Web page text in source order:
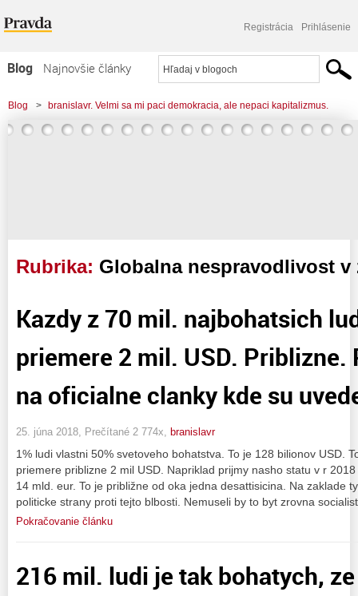
Registrácia Prihlásenie
Blog
Najnovšie články
Najčítanejšie články
Najkomentovanejšie články
Blog > branislavr. Velmi sa mi paci demokracia, ale nepaci kapitalizmus.
Rubrika: Globalna nespravodlivost
Kazdy z 70 mil. najbohatsich
priemere 2 mil. USD.
na oficialne clanky kde su
25. júna 2018, Prečítané 2 774x, branislavr
1% ludi vlastni 50% svetoveho bohatstva. To je 128 bilionov USD.
priemere priblizne 2 mil USD. Napriklad prijmy nasho statu v r
14 mld. eur. To je približne od oka jedna desattisicina. Na zaklade
politicke strany proti tejto blbosti. Nemuseli by to byt zrovna
Pokračovanie článku
216 mil. ludi je tak bohatych,